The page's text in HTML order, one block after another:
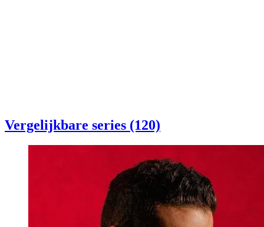
Vergelijkbare series (120)